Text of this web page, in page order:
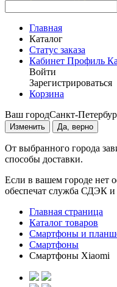
Главная
Каталог
Статус заказа
Кабинет Профиль
Войти
Зарегистрироваться
Корзина
Ваш городСанкт-
Изменить Да, верно
От выбранного города
способы доставки.
Если в вашем городе нет
обеспечат служба СДЭК и
Главная страница
Каталог товаров
Смартфоны и
Смартфоны
Смартфоны Xiaomi